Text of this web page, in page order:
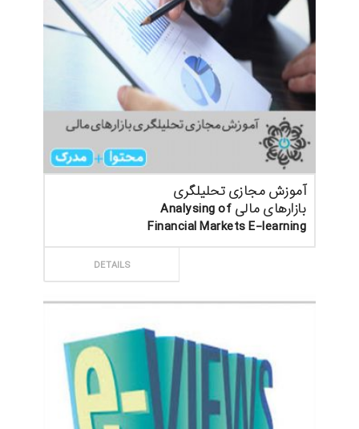
آموزش مجازی تحلیلگری
بازارهای مالی Analysing of
Financial Markets E-learning
DETAILS